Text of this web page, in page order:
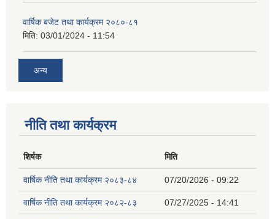
वार्षिक बजेट तथा कार्यक्रम २०८०-८१
मिति: 03/01/2024 - 11:54
अन्य
नीति तथा कार्यक्रम
शिर्षक मिति
वार्षिक नीति तथा कार्यक्रम २०८३-८४ 07/20/2026 - 09:22
वार्षिक नीति तथा कार्यक्रम २०८२-८३ 07/27/2025 - 14:41